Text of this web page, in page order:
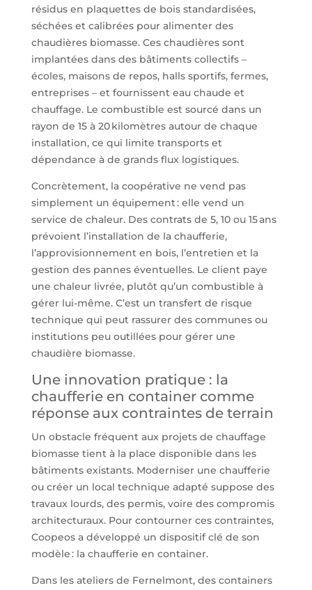
résidus en plaquettes de bois standardisées,
séchées et calibrées pour alimenter des
chaudières biomasse. Ces chaudières sont
implantées dans des bâtiments collectifs –
écoles, maisons de repos, halls sportifs, fermes,
entreprises – et fournissent eau chaude et
chauffage. Le combustible est sourcé dans un
rayon de 15 à 20 kilomètres autour de chaque
installation, ce qui limite transports et
dépendance à de grands flux logistiques.
Concrètement, la coopérative ne vend pas
simplement un équipement : elle vend un
service de chaleur. Des contrats de 5, 10 ou 15 ans
prévoient l’installation de la chaufferie,
l’approvisionnement en bois, l’entretien et la
gestion des pannes éventuelles. Le client paye
une chaleur livrée, plutôt qu’un combustible à
gérer lui-même. C’est un transfert de risque
technique qui peut rassurer des communes ou
institutions peu outillées pour gérer une
chaudière biomasse.
Une innovation pratique : la
chaufferie en container comme
réponse aux contraintes de terrain
Un obstacle fréquent aux projets de chauffage
biomasse tient à la place disponible dans les
bâtiments existants. Moderniser une chaufferie
ou créer un local technique adapté suppose des
travaux lourds, des permis, voire des compromis
architecturaux. Pour contourner ces contraintes,
Coopeos a développé un dispositif clé de son
modèle : la chaufferie en container.
Dans les ateliers de Fernelmont, des containers